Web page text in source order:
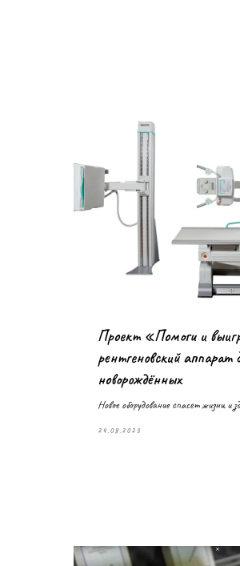
Проект «Помоги и
рентгеновский аппарат
новорождённых
Новое оборудование спасет жизни и
24.08.2023